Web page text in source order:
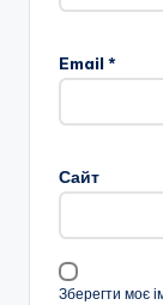
Email *
Сайт
Зберегти моє